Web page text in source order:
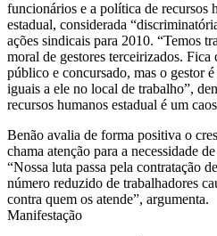
funcionários e a política de recursos
estadual, considerada
ações sindicais para 2010. “Temos
moral de gestores terceirizados.
público e concursado, mas o gestor
iguais a ele no local de trabalho”,
recursos humanos estadual é um
Benão avalia de forma positiva o
chama atenção para a necessidade
“Nossa luta passa pela contratação
número reduzido de trabalhadores
contra quem os atende”, argumenta.
Manifestação